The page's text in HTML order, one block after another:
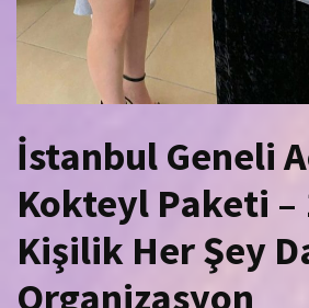
İstanbul Geneli
Kokteyl Paketi –
Kişilik Her Şey
Organizasyon